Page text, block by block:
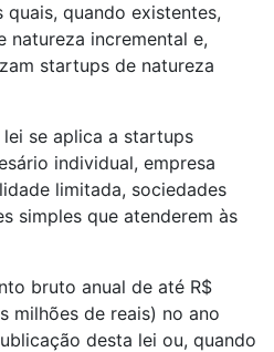
quando existentes,
natureza incremental e,
startups de natureza
se aplica a startups
individual, empresa
limitada, sociedades
simples que atenderem às
bruto anual de até R$
milhões de reais) no ano
desta lei ou, quando